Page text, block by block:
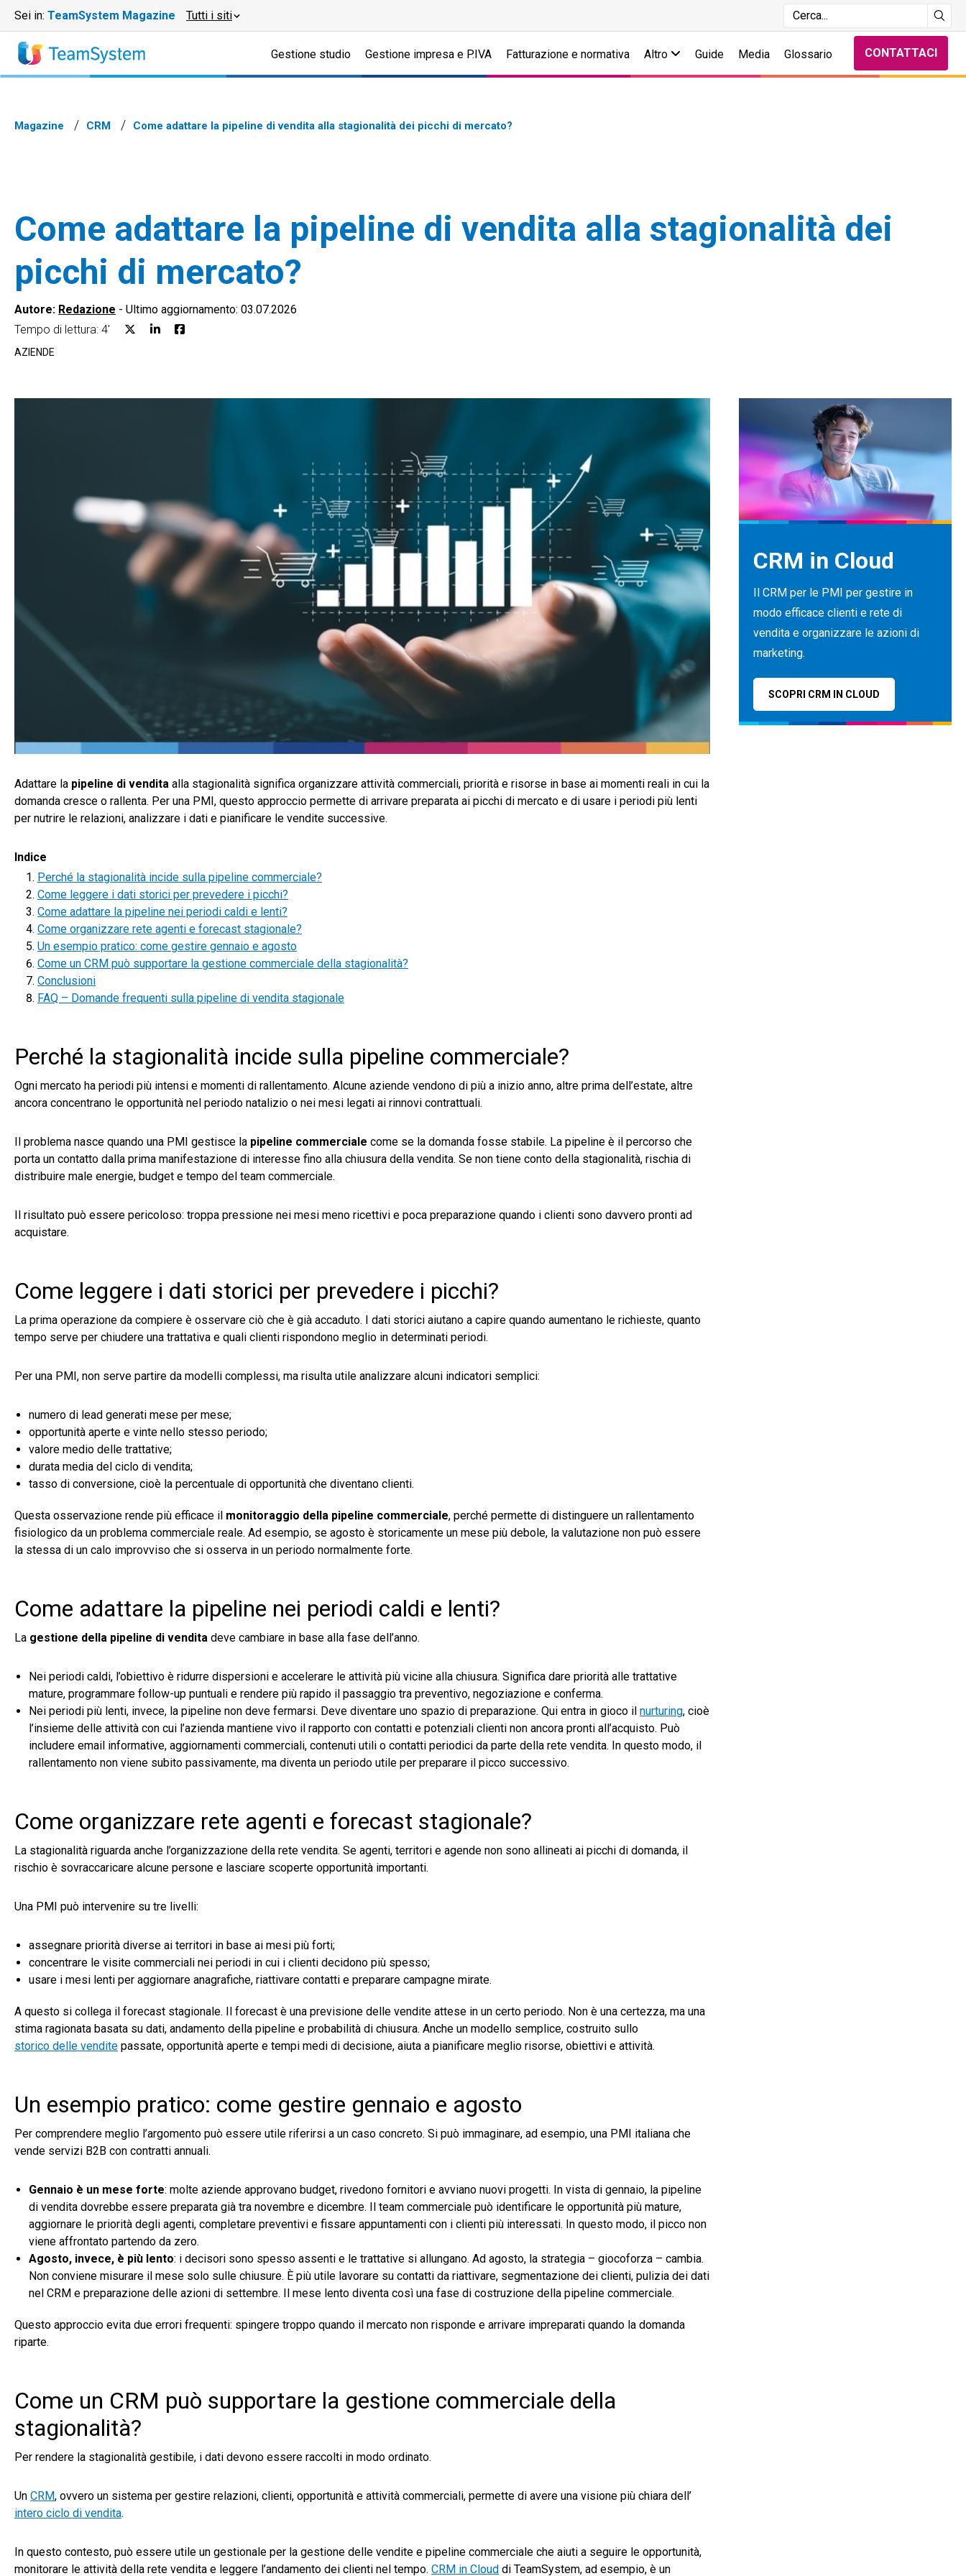
Sei in: TeamSystem Magazine Tutti i siti
Gestione studio Gestione impresa e P.IVA Fatturazione e normativa Altro Guide Media Glossario CONTATTACI
Magazine CRM Come adattare la pipeline di vendita alla stagionalità dei picchi di mercato?
Come adattare la pipeline di vendita alla stagionalità dei
picchi di mercato?
Autore: Redazione - Ultimo aggiornamento: 03.07.2026
Tempo di lettura: 4'
AZIENDE
Adattare la pipeline di vendita alla stagionalità significa organizzare attività commerciali, priorità e risorse in base ai momenti reali in cui la
domanda cresce o rallenta. Per una PMI, questo approccio permette di arrivare preparata ai picchi di mercato e di usare i periodi più lenti
per nutrire le relazioni, analizzare i dati e pianificare le vendite successive.
Indice
Perché la stagionalità incide sulla pipeline commerciale?
Come leggere i dati storici per prevedere i picchi?
Come adattare la pipeline nei periodi caldi e lenti?
Come organizzare rete agenti e forecast stagionale?
Un esempio pratico: come gestire gennaio e agosto
Come un CRM può supportare la gestione commerciale della stagionalità?
Conclusioni
FAQ – Domande frequenti sulla pipeline di vendita stagionale
Perché la stagionalità incide sulla pipeline commerciale?
Ogni mercato ha periodi più intensi e momenti di rallentamento. Alcune aziende vendono di più a inizio anno, altre prima dell’estate, altre
ancora concentrano le opportunità nel periodo natalizio o nei mesi legati ai rinnovi contrattuali.
Il problema nasce quando una PMI gestisce la pipeline commerciale come se la domanda fosse stabile. La pipeline è il percorso che
porta un contatto dalla prima manifestazione di interesse fino alla chiusura della vendita. Se non tiene conto della stagionalità, rischia di
distribuire male energie, budget e tempo del team commerciale.
Il risultato può essere pericoloso: troppa pressione nei mesi meno ricettivi e poca preparazione quando i clienti sono davvero pronti ad
acquistare.
Come leggere i dati storici per prevedere i picchi?
La prima operazione da compiere è osservare ciò che è già accaduto. I dati storici aiutano a capire quando aumentano le richieste, quanto
tempo serve per chiudere una trattativa e quali clienti rispondono meglio in determinati periodi.
Per una PMI, non serve partire da modelli complessi, ma risulta utile analizzare alcuni indicatori semplici:
numero di lead generati mese per mese;
opportunità aperte e vinte nello stesso periodo;
valore medio delle trattative;
durata media del ciclo di vendita;
tasso di conversione, cioè la percentuale di opportunità che diventano clienti.
Questa osservazione rende più efficace il monitoraggio della pipeline commerciale, perché permette di distinguere un rallentamento
fisiologico da un problema commerciale reale. Ad esempio, se agosto è storicamente un mese più debole, la valutazione non può essere
la stessa di un calo improvviso che si osserva in un periodo normalmente forte.
Come adattare la pipeline nei periodi caldi e lenti?
La gestione della pipeline di vendita deve cambiare in base alla fase dell’anno.
Nei periodi caldi, l’obiettivo è ridurre dispersioni e accelerare le attività più vicine alla chiusura. Significa dare priorità alle trattative
mature, programmare follow-up puntuali e rendere più rapido il passaggio tra preventivo, negoziazione e conferma.
Nei periodi più lenti, invece, la pipeline non deve fermarsi. Deve diventare uno spazio di preparazione. Qui entra in gioco il nurturing, cioè
l’insieme delle attività con cui l’azienda mantiene vivo il rapporto con contatti e potenziali clienti non ancora pronti all’acquisto. Può
includere email informative, aggiornamenti commerciali, contenuti utili o contatti periodici da parte della rete vendita. In questo modo, il
rallentamento non viene subito passivamente, ma diventa un periodo utile per preparare il picco successivo.
Come organizzare rete agenti e forecast stagionale?
La stagionalità riguarda anche l’organizzazione della rete vendita. Se agenti, territori e agende non sono allineati ai picchi di domanda, il
rischio è sovraccaricare alcune persone e lasciare scoperte opportunità importanti.
Una PMI può intervenire su tre livelli:
assegnare priorità diverse ai territori in base ai mesi più forti;
concentrare le visite commerciali nei periodi in cui i clienti decidono più spesso;
usare i mesi lenti per aggiornare anagrafiche, riattivare contatti e preparare campagne mirate.
A questo si collega il forecast stagionale. Il forecast è una previsione delle vendite attese in un certo periodo. Non è una certezza, ma una
stima ragionata basata su dati, andamento della pipeline e probabilità di chiusura. Anche un modello semplice, costruito sullo
storico delle vendite passate, opportunità aperte e tempi medi di decisione, aiuta a pianificare meglio risorse, obiettivi e attività.
Un esempio pratico: come gestire gennaio e agosto
Per comprendere meglio l’argomento può essere utile riferirsi a un caso concreto. Si può immaginare, ad esempio, una PMI italiana che
vende servizi B2B con contratti annuali.
Gennaio è un mese forte: molte aziende approvano budget, rivedono fornitori e avviano nuovi progetti. In vista di gennaio, la pipeline
di vendita dovrebbe essere preparata già tra novembre e dicembre. Il team commerciale può identificare le opportunità più mature,
aggiornare le priorità degli agenti, completare preventivi e fissare appuntamenti con i clienti più interessati. In questo modo, il picco non
viene affrontato partendo da zero.
Agosto, invece, è più lento: i decisori sono spesso assenti e le trattative si allungano. Ad agosto, la strategia – giocoforza – cambia.
Non conviene misurare il mese solo sulle chiusure. È più utile lavorare su contatti da riattivare, segmentazione dei clienti, pulizia dei dati
nel CRM e preparazione delle azioni di settembre. Il mese lento diventa così una fase di costruzione della pipeline commerciale.
Questo approccio evita due errori frequenti: spingere troppo quando il mercato non risponde e arrivare impreparati quando la domanda
riparte.
Come un CRM può supportare la gestione commerciale della
stagionalità?
Per rendere la stagionalità gestibile, i dati devono essere raccolti in modo ordinato.
Un CRM, ovvero un sistema per gestire relazioni, clienti, opportunità e attività commerciali, permette di avere una visione più chiara dell’
intero ciclo di vendita.
In questo contesto, può essere utile un gestionale per la gestione delle vendite e pipeline commerciale che aiuti a seguire le opportunità,
monitorare le attività della rete vendita e leggere l’andamento dei clienti nel tempo. CRM in Cloud di TeamSystem, ad esempio, è un
CRM in Cloud
Il CRM per le PMI per gestire in
modo efficace clienti e rete di
vendita e organizzare le azioni di
marketing.
SCOPRI CRM IN CLOUD